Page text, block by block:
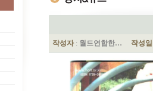
작성자: 월드연합한… 작성일